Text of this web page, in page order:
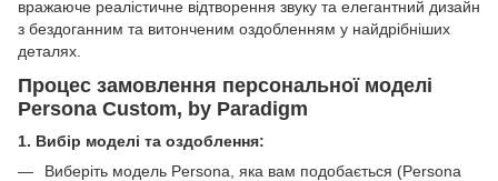
вражаюче реалістичне відтворення звуку та елегантний дизайн
з бездоганним та витонченим оздобленням у найдрібніших
деталях.
Процес замовлення персональної моделі
Persona Custom, by Paradigm
1. Вибір моделі та оздоблення:
Виберіть модель Persona, яка вам подобається (Persona